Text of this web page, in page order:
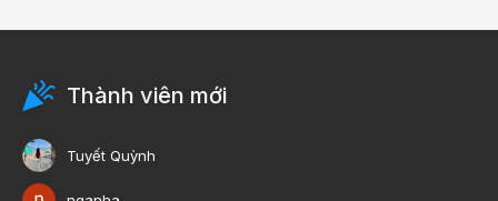
Thành viên mới
Tuyết Quỳnh